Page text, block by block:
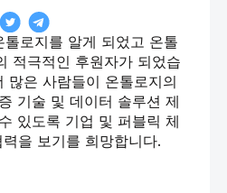
로지를 알게 되었고 온톨
적극적인 후원자가 되었습
많은 사람들이 온톨로지의
기술 및 데이터 솔루션 제
있도록 기업 및 퍼블릭 체
을 보기를 희망합니다.